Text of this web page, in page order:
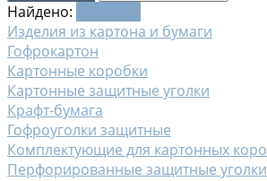
Найдено:
Изделия из картона и бумаги
Гофрокартон
Картонные коробки
Картонные защитные уголки
Крафт-бумага
Гофроуголки защитные
Комплектующие для картонных
Перфорированные защитные уголки